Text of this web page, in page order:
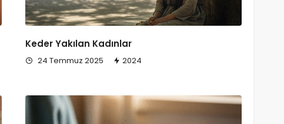
Keder Yakılan Kadınlar
24 Temmuz 2025 2024